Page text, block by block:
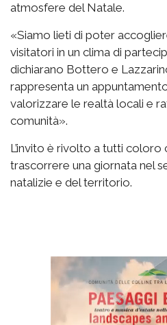
atmosfere del Natale.
«Siamo lieti di poter
visitatori in un clima di
dichiarano Bottero e
rappresenta un
valorizzare le realtà locali e
comunità».
L’invito è rivolto a tutti coloro
trascorrere una giornata nel
natalizie e del territorio.